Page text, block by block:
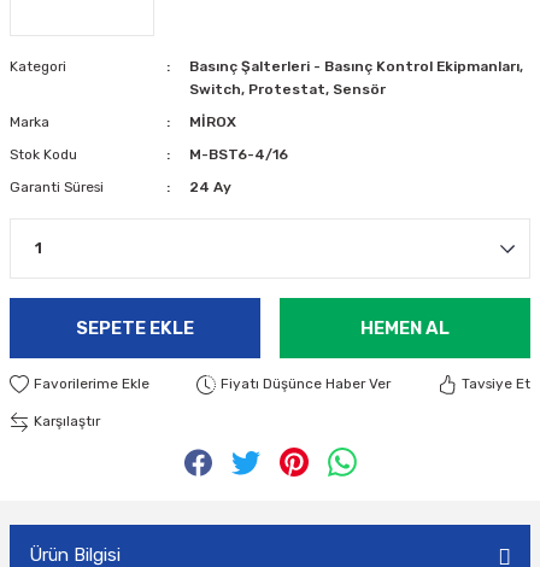
Kategori
Basınç Şalterleri - Basınç Kontrol Ekipmanları,
Switch, Protestat, Sensör
Marka
MİROX
Stok Kodu
M-BST6-4/16
Garanti Süresi
24 Ay
SEPETE EKLE HEMEN AL
Fiyatı Düşünce Haber Ver Tavsiye Et
Karşılaştır
Ürün Bilgisi